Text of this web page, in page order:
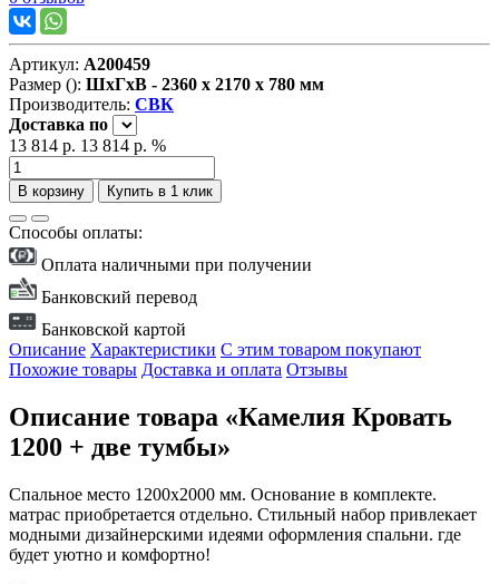
Артикул: А200459
Размер (): ШxГxВ - 2360 x 2170 x 780 мм
Производитель: СВК
Доставка по
13 814 р. 13 814 р. %
В корзину Купить в 1 клик
Способы оплаты:
Оплата наличными при получении
Банковский перевод
Банковской картой
Описание Характеристики С этим товаром покупают
Похожие товары Доставка и оплата Отзывы
Описание товара «Камелия Кровать
1200 + две тумбы»
Спальное место 1200х2000 мм. Основание в комплекте.
матрас приобретается отдельно. Стильный набор привлекает
модными дизайнерскими идеями оформления спальни. где
будет уютно и комфортно!